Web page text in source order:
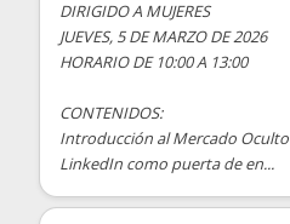
DIRIGIDO A MUJERES
JUEVES, 5 DE MARZO DE 2026
HORARIO DE 10:00 A 13:00
CONTENIDOS:
Introducción al Mercado Oculto
LinkedIn como puerta de en...